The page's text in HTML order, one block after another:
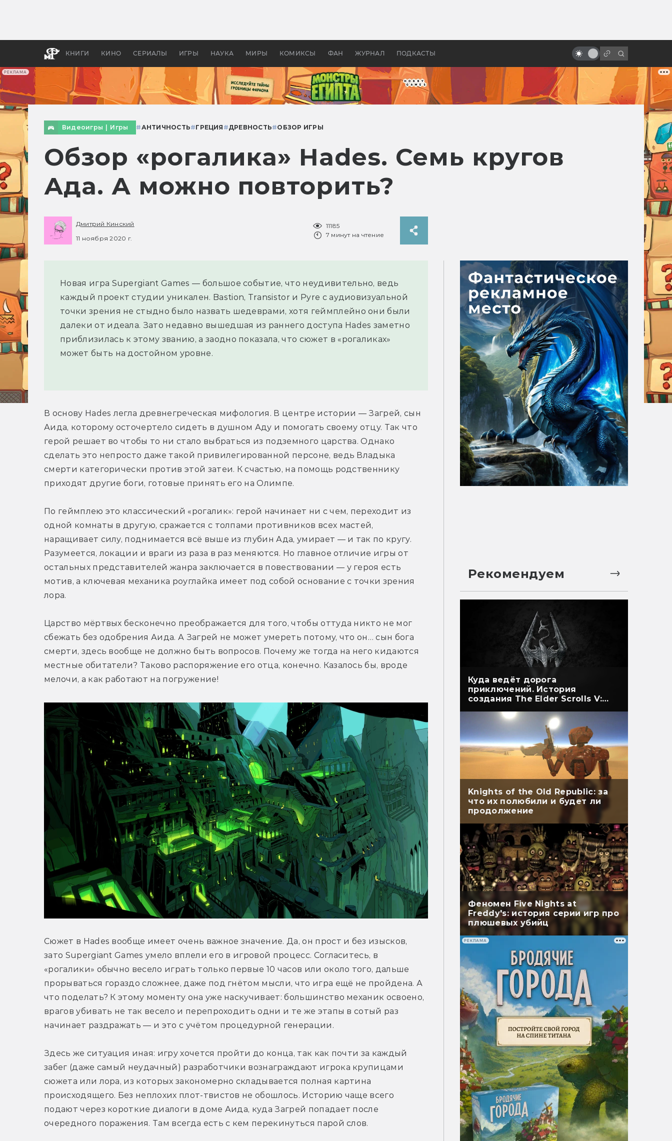
РЕКЛАМА
КНИГИ КИНО СЕРИАЛЫ ИГРЫ НАУКА МИРЫ КОМИКСЫ ФАН ЖУРНАЛ ПОДКАСТЫ
апокалипсис, в России —
бы «Властелина колец»
фанатов и от врагов
Видеоигры Игры #АНТИЧНОСТЬ#ГРЕЦИЯ #ДРЕВНОСТЬ#ОБЗОР ИГРЫ
Обзор «рогалика» Hades. Семь кругов
Ада. А можно повторить?
Дмитрий Кинский
11 ноября 2020 г.
11185
7 минут на чтение
Новая игра Supergiant Games — большое событие, что неудивительно, ведь
каждый проект студии уникален. Bastion, Transistor и Pyre с аудиовизуальной
точки зрения не стыдно было назвать шедеврами, хотя геймплейно они были
далеки от идеала. Зато недавно вышедшая из раннего доступа Hades заметно
приблизилась к этому званию, а заодно показала, что сюжет в «рогаликах»
может быть на достойном уровне.
В основу Hades легла древнегреческая мифология. В центре истории — Загрей, сын
Аида, которому осточертело сидеть в душном Аду и помогать своему отцу. Так что
герой решает во чтобы то ни стало выбраться из подземного царства. Однако
сделать это непросто даже такой привилегированной персоне, ведь Владыка
смерти категорически против этой затеи. К счастью, на помощь родственнику
приходят другие боги, готовые принять его на Олимпе.
По геймплею это классический «рогалик»: герой начинает ни с чем, переходит из
одной комнаты в другую, сражается с толпами противников всех мастей,
наращивает силу, поднимается всё выше из глубин Ада, умирает — и так по кругу.
Разумеется, локации и враги из раза в раз меняются. Но главное отличие игры от
остальных представителей жанра заключается в повествовании — у героя есть
мотив, а ключевая механика роуглайка имеет под собой основание с точки зрения
лора.
Царство мёртвых бесконечно преображается для того, чтобы оттуда никто не мог
сбежать без одобрения Аида. А Загрей не может умереть потому, что он… сын бога
смерти, здесь вообще не должно быть вопросов. Почему же тогда на него кидаются
местные обитатели? Таково распоряжение его отца, конечно. Казалось бы, вроде
мелочи, а как работают на погружение!
Сюжет в Hades вообще имеет очень важное значение. Да, он прост и без изысков,
зато Supergiant Games умело вплели его в игровой процесс. Согласитесь, в
«рогалики» обычно весело играть только первые 10 часов или около того, дальше
прорываться гораздо сложнее, даже под гнётом мысли, что игра ещё не пройдена. А
что поделать? К этому моменту она уже наскучивает: большинство механик освоено,
врагов убивать не так весело и перепроходить одни и те же этапы в сотый раз
начинает раздражать — и это с учётом процедурной генерации.
Здесь же ситуация иная: игру хочется пройти до конца, так как почти за каждый
забег (даже самый неудачный) разработчики вознаграждают игрока крупицами
сюжета или лора, из которых закономерно складывается полная картина
происходящего. Без неплохих плот-твистов не обошлось. Историю чаще всего
подают через короткие диалоги в доме Аида, куда Загрей попадает после
очередного поражения. Там всегда есть с кем перекинуться парой слов.
Рекомендуем
Куда ведёт дорога
приключений. История
создания The Elder Scrolls V:
Knights of the Old Republic: за
что их полюбили и будет ли
продолжение
Феномен Five Nights at
Freddy's: история серии игр про
плюшевых убийц
РЕКЛАМА